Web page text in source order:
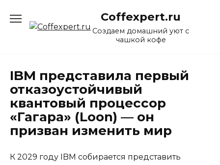
содержанию
Coffexpert.ru
Создаем домашний уют с
чашкой кофе
IBM представила первый
отказоустойчивый
квантовый процессор
«Гагара» (Loon) — он
призван изменить мир
К 2029 году IBM собирается представить